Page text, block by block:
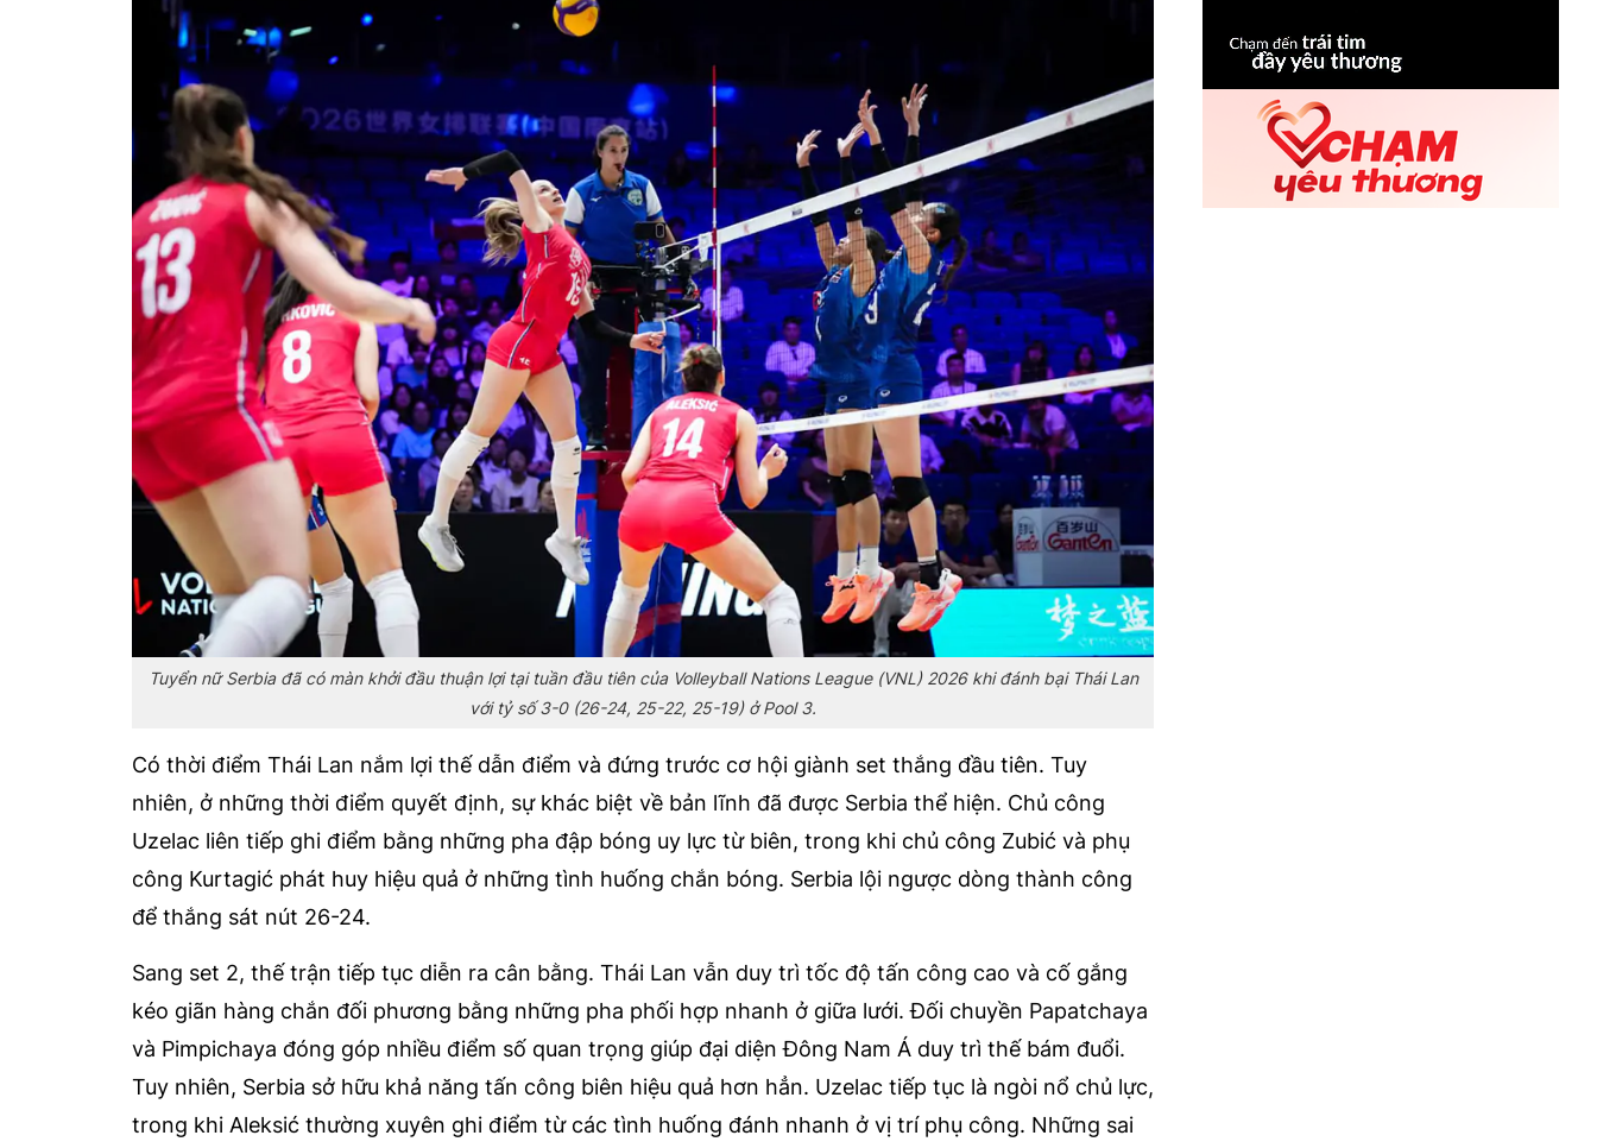
Tuyển nữ Serbia đã có màn khởi đầu thuận lợi tại tuần đầu tiên của Volleyball Nations League (VNL) 2026 khi đánh bại Thái Lan
với tỷ số 3-0 (26-24, 25-22, 25-19) ở Pool 3.
Có thời điểm Thái Lan nắm lợi thế dẫn điểm và đứng trước cơ hội giành set thắng đầu tiên. Tuy
nhiên, ở những thời điểm quyết định, sự khác biệt về bản lĩnh đã được Serbia thể hiện. Chủ công
Uzelac liên tiếp ghi điểm bằng những pha đập bóng uy lực từ biên, trong khi chủ công Zubić và phụ
công Kurtagić phát huy hiệu quả ở những tình huống chắn bóng. Serbia lội ngược dòng thành công
để thắng sát nút 26-24.
Sang set 2, thế trận tiếp tục diễn ra cân bằng. Thái Lan vẫn duy trì tốc độ tấn công cao và cố gắng
kéo giãn hàng chắn đối phương bằng những pha phối hợp nhanh ở giữa lưới. Đối chuyền Papatchaya
và Pimpichaya đóng góp nhiều điểm số quan trọng giúp đại diện Đông Nam Á duy trì thế bám đuổi.
Tuy nhiên, Serbia sở hữu khả năng tấn công biên hiệu quả hơn hẳn. Uzelac tiếp tục là ngòi nổ chủ lực,
trong khi Aleksić thường xuyên ghi điểm từ các tình huống đánh nhanh ở vị trí phụ công. Những sai